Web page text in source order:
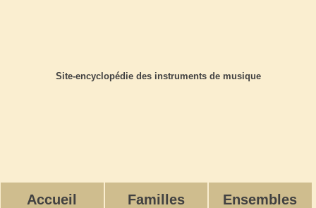
Site-encyclopédie des instruments de musique
Accueil Familles Ensembles